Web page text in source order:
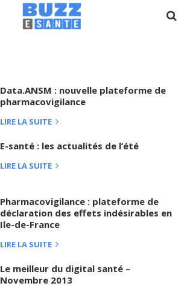
Data.ANSM : nouvelle plateforme de
pharmacovigilance
LIRE LA SUITE
E-santé : les actualités de l’été
LIRE LA SUITE
Pharmacovigilance : plateforme de
déclaration des effets indésirables en
Ile-de-France
LIRE LA SUITE
Le meilleur du digital santé –
Novembre 2013